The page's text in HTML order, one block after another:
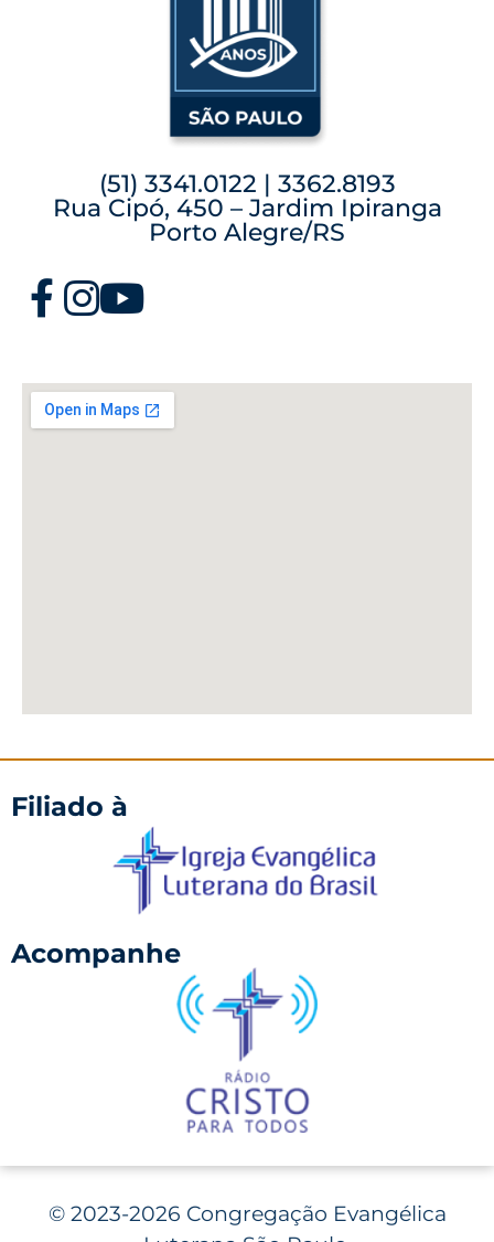
(51) 3341.0122 | 3362.8193
Rua Cipó, 450 – Jardim Ipiranga
Porto Alegre/RS
Filiado à
Acompanhe
©2023-2026 Congregação Evangélica